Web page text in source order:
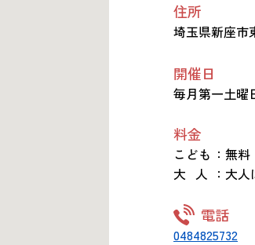
住所
埼玉県新座
開催日
毎月第一土曜
料金
こども ：無料
大 人 ：大
電話
0484825732